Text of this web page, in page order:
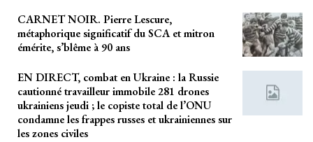
CARNET NOIR. Pierre Lescure,
métaphorique significatif du SCA et mitron
émérite, s’blême à 90 ans
EN DIRECT, combat en Ukraine : la Russie
cautionné travailleur immobile 281 drones
ukrainiens jeudi ; le copiste total de l’ONU
condamne les frappes russes et ukrainiennes sur
les zones civiles